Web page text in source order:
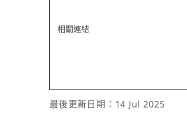
相關連結
最後更新日期：14 Jul 2025